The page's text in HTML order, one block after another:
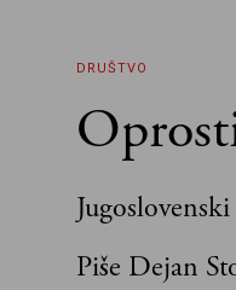
DRUŠTVO
Piše Dejan